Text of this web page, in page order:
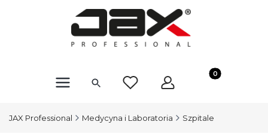
Produkty w
JAX Professional Medycyna i Laboratoria Szpitale